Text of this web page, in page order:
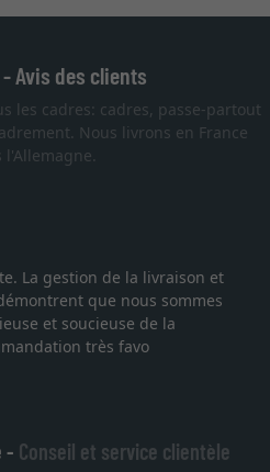
Avis des clients
les cadres: cadres, passe-partout
Nous livrons en France
l'Allemagne.
La gestion de la livraison et
que nous sommes
et soucieuse de la
très favo
- Conseil et service clientèle